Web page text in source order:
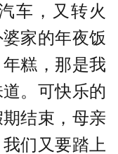
车，又转火
家的年夜饭
糕，那是我
。可快乐的
结束，母亲
们又要踏上